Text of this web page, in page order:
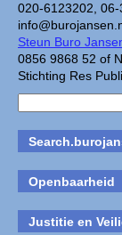
020-6123202, 06-
Steun Buro
0856 9868 52 of
Stichting Res
Openbaarheid
Justitie en